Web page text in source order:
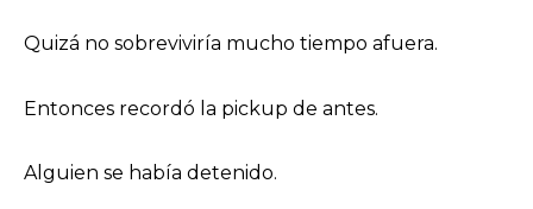
Quizá no sobreviviría mucho tiempo afuera.
Entonces recordó la pickup de antes.
Alguien se había detenido.